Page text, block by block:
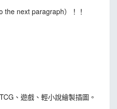
next paragraph）！！
、遊戲、輕小說繪製插圖。